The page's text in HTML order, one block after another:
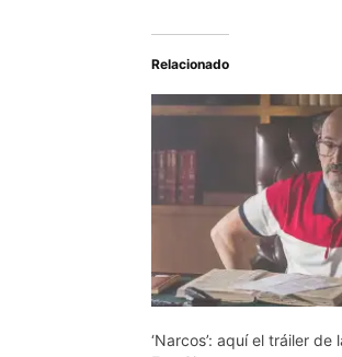
Relacionado
‘Narcos’: aquí el tráiler